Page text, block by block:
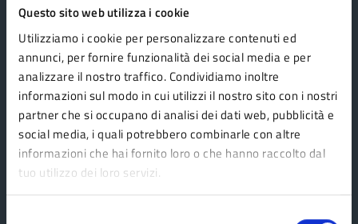
Questo sito web utilizza i cookie
Utilizziamo i cookie per personalizzare contenuti ed
annunci, per fornire funzionalità dei social media e per
analizzare il nostro traffico. Condividiamo inoltre
informazioni sul modo in cui utilizzi il nostro sito con i nostri
partner che si occupano di analisi dei dati web, pubblicità e
social media, i quali potrebbero combinarle con altre
informazioni che hai fornito loro o che hanno raccolto dal
tuo utilizzo dei loro servizi.
Comune di Fanano
AMMINISTRAZIONE
Organi di governo
Aree amministrative
Politici